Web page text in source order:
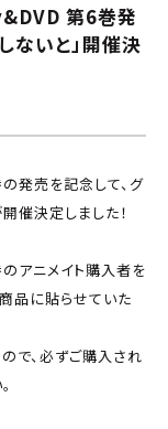
第6巻発
ないと」開催決
発売を記念して、グ
催決定しました！
アニメイト購入者を
品に貼らせていた
で、必ずご購入され